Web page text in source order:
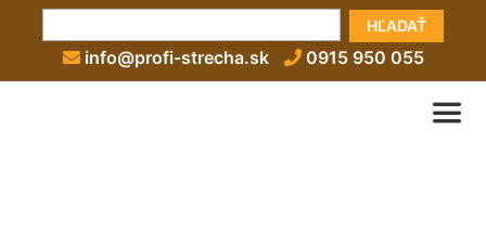
HĽADAŤ
info@profi-strecha.sk 0915 950 055